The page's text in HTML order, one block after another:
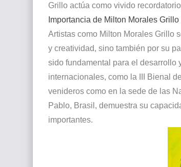
Grillo actúa como vivido
Importancia de Milton Morales
Artistas como Milton Morales Grillo
y creatividad, sino también por su
sido fundamental para el desarrollo
internacionales, como la III Bienal
venideros como en la sede de las
Pablo, Brasil, demuestra su
importantes.